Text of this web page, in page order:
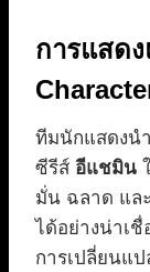
การแสด
ทีมนักแสดงน
ซีรีส์ อีแชมิน
มั่น ฉลาด แล
ได้อย่างน่าเ
การเปลี่ยนแป